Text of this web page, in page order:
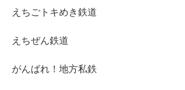
えちごトキめき鉄道
えちぜん鉄道
がんばれ！地方私鉄